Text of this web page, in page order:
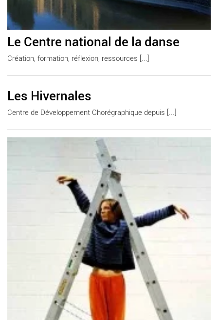
Le Centre national de la danse
Création, formation, réflexion, ressources [...]
Les Hivernales
Centre de Développement Chorégraphique depuis [...]